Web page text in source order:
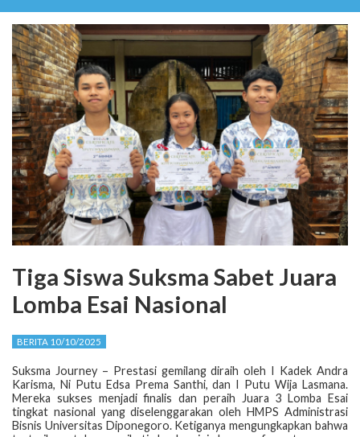
Tiga Siswa Suksma Sabet Juara
Lomba Esai Nasional
BERITA 10/10/2025
Suksma Journey – Prestasi gemilang diraih oleh I Kadek Andra
Karisma, Ni Putu Edsa Prema Santhi, dan I Putu Wija Lasmana.
Mereka sukses menjadi finalis dan peraih Juara 3 Lomba Esai
tingkat nasional yang diselenggarakan oleh HMPS Administrasi
Bisnis Universitas Diponegoro. Ketiganya mengungkapkan bahwa